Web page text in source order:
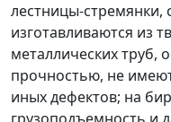
лестницы-стремянки,
изготавливаются из
металлических труб,
прочностью, не
иных дефектов; на